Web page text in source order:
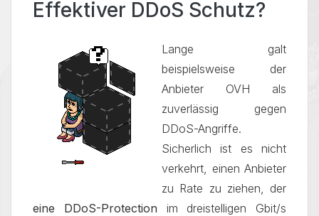
Effektiver DDoS Schutz?
Lange galt
beispielsweise der
Anbieter OVH als
zuverlässig gegen
DDoS-Angriffe.
Sicherlich ist es nicht
verkehrt, einen Anbieter
zu Rate zu ziehen, der
eine DDoS-Protection im dreistelligen Gbit/s